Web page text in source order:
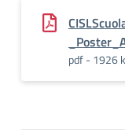
pdf - 1926